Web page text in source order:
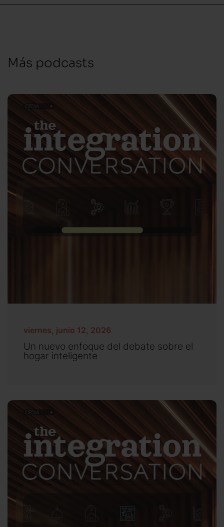
Más podcasts
viernes, junio 12, 2026
Un nuevo enfoque del debate sobre el
hogar inteligente